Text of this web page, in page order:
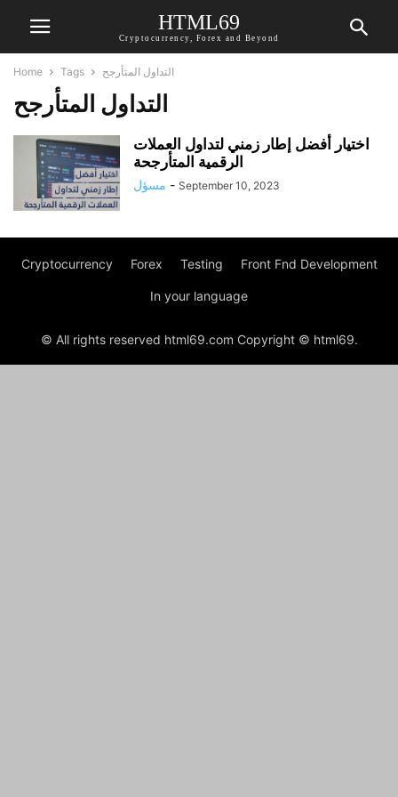
HTML69
Cryptocurrency, Forex and Beyond
Home Tags التداول المتأرجح
التداول المتأرجح
اختيار أفضل إطار زمني لتداول العملات
الرقمية المتأرجحة
مسؤل - September 10, 2023
Cryptocurrency Forex Testing Front Fnd Development
In your language
© All rights reserved html69.com Copyright © html69.